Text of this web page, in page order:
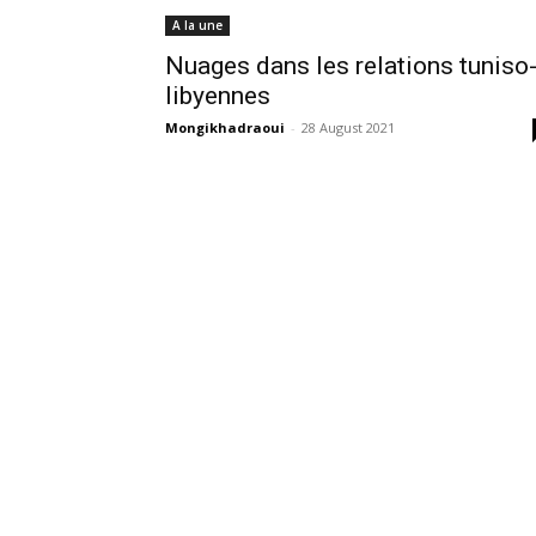
A la une
Nuages dans les relations tuniso-
libyennes
Mongikhadraoui - 28 August 2021